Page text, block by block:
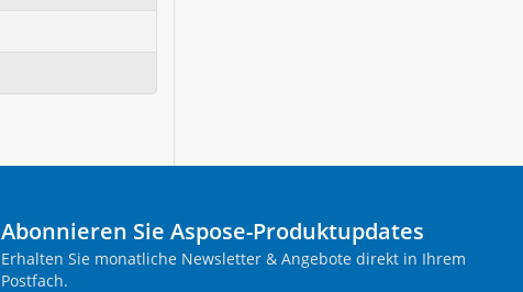
Abonnieren Sie Aspose-Produktupdates
Erhalten Sie monatliche Newsletter & Angebote direkt in Ihrem
Postfach.